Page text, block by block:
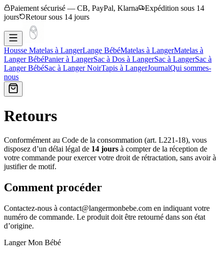
Paiement sécurisé — CB, PayPal, Klarna
Expédition sous 14
jours
Retour sous 14 jours
Housse Matelas à LangerLange BébéMatelas à LangerMatelas à
Langer BébéPanier à LangerSac à Dos à LangerSac à LangerSac à
Langer BébéSac à Langer NoirTapis à LangerJournalQui sommes-
nous
Retours
Conformément au Code de la consommation (art. L221-18), vous
disposez d’un délai légal de 14 jours à compter de la réception de
votre commande pour exercer votre droit de rétractation, sans avoir à
justifier de motif.
Comment procéder
Contactez-nous à contact@langermonbebe.com en indiquant votre
numéro de commande. Le produit doit être retourné dans son état
d’origine.
Langer Mon Bébé